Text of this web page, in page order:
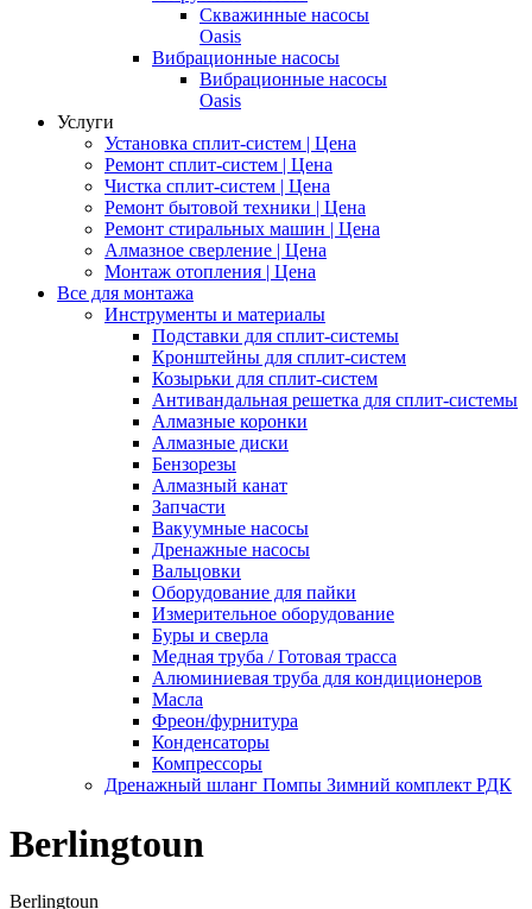
Скважинные насосы
Oasis
Вибрационные насосы
Вибрационные насосы
Oasis
Услуги
Установка сплит-систем | Цена
Ремонт сплит-систем | Цена
Чистка сплит-систем | Цена
Ремонт бытовой техники | Цена
Ремонт стиральных машин | Цена
Алмазное сверление | Цена
Монтаж отопления | Цена
Все для монтажа
Инструменты и материалы
Подставки для сплит-системы
Кронштейны для сплит-систем
Козырьки для сплит-систем
Антивандальная решетка для сплит-системы
Алмазные коронки
Алмазные диски
Бензорезы
Алмазный канат
Запчасти
Вакуумные насосы
Дренажные насосы
Вальцовки
Оборудование для пайки
Измерительное оборудование
Буры и сверла
Медная труба / Готовая трасса
Алюминиевая труба для кондиционеров
Масла
Фреон/фурнитура
Конденсаторы
Компрессоры
Дренажный шланг Помпы Зимний комплект РДК
Berlingtoun
Berlingtoun